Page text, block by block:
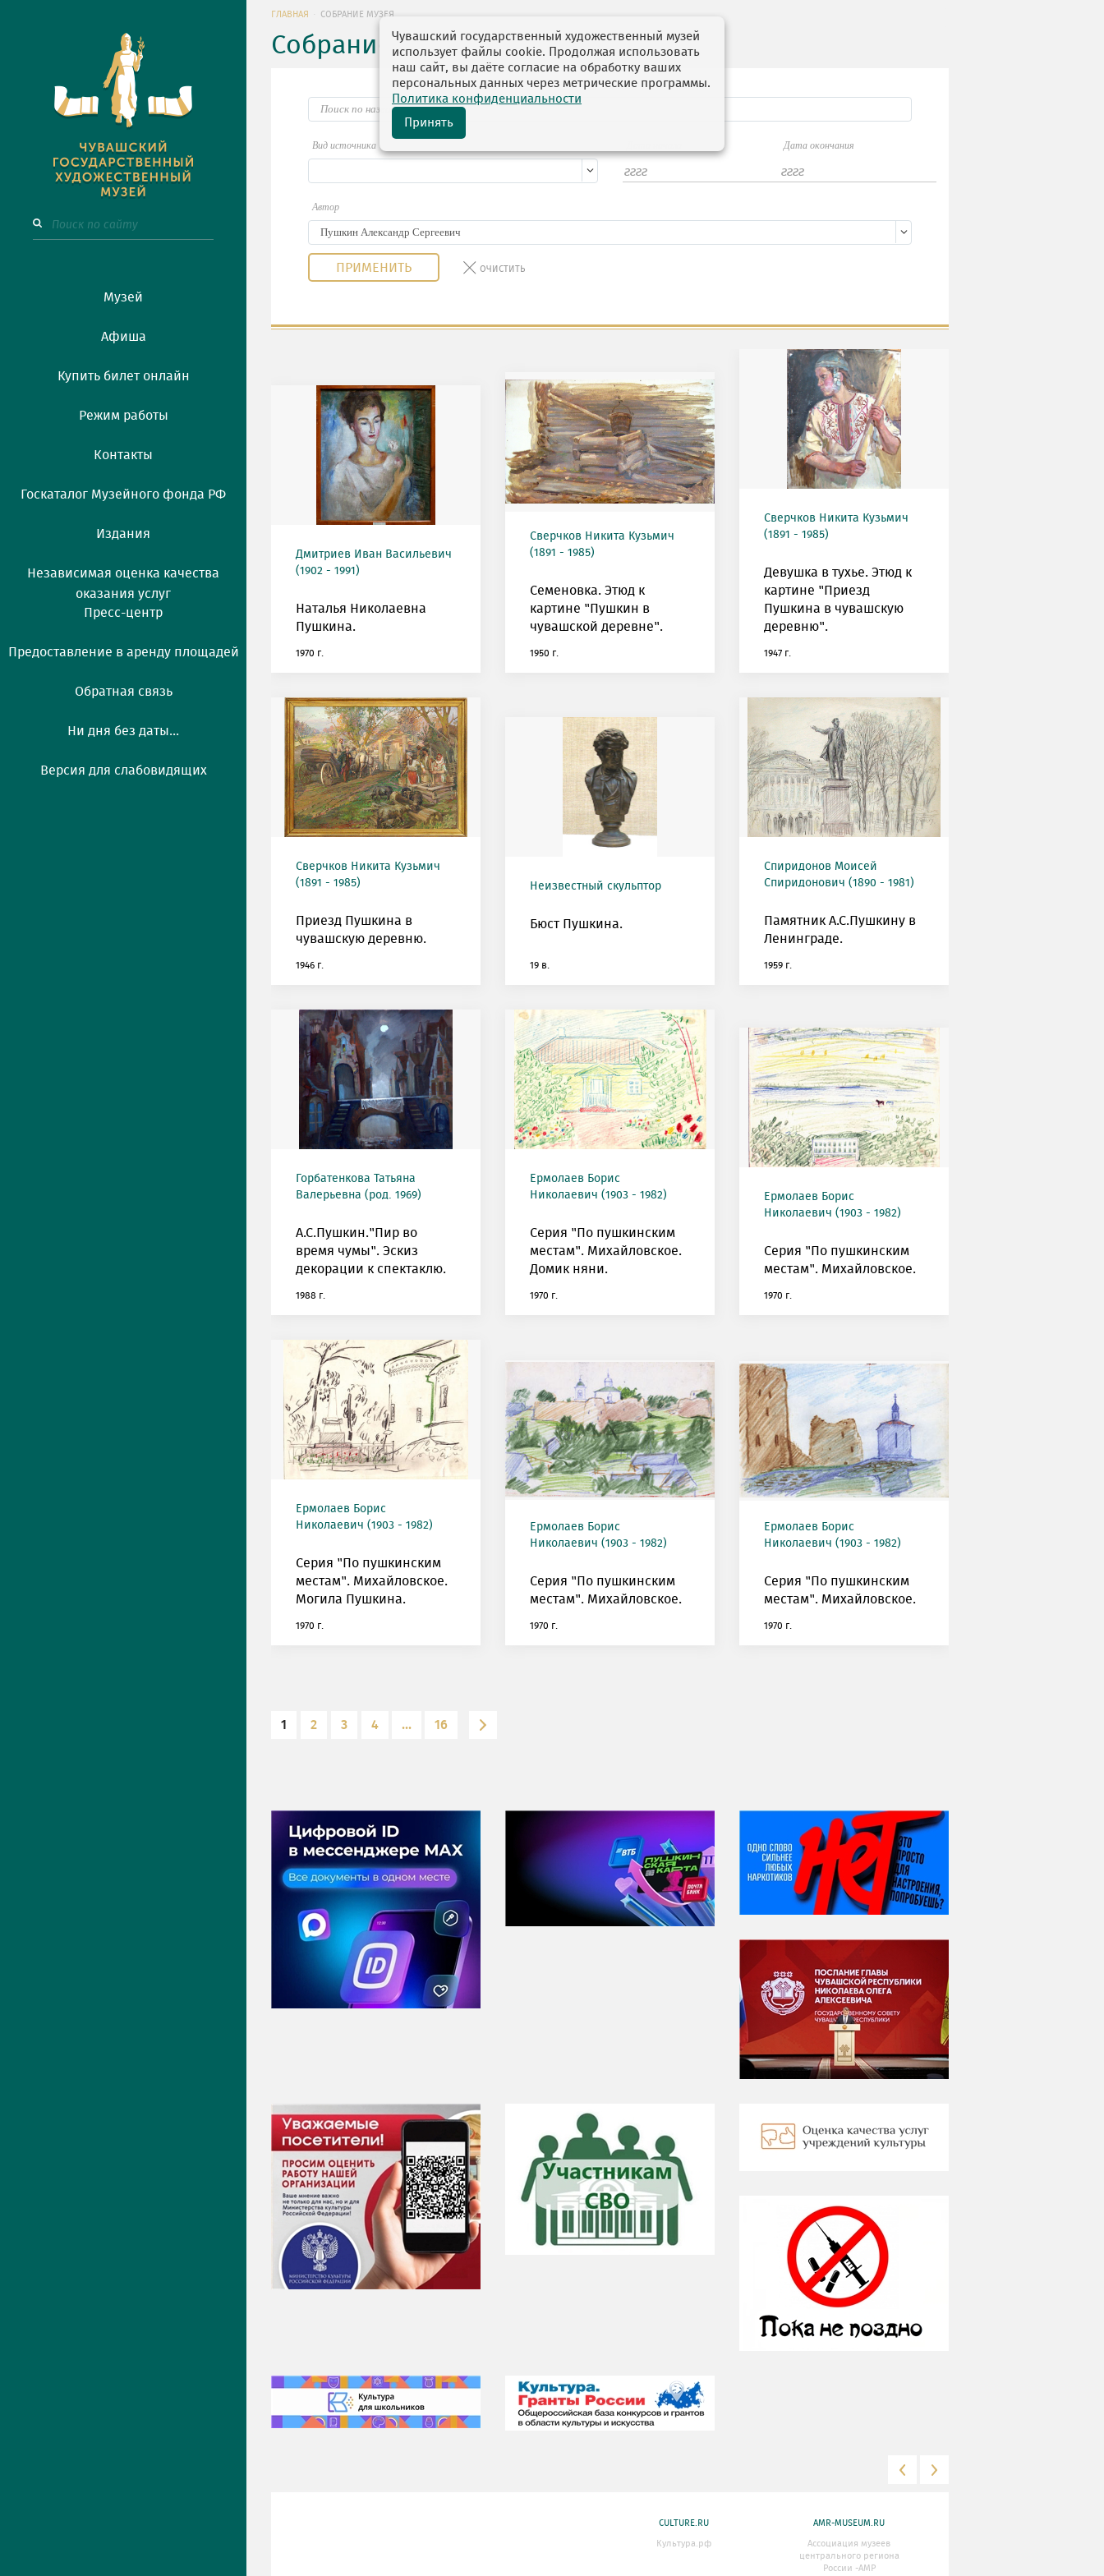
Музей
Афиша
Купить билет онлайн
Режим работы
Контакты
Госкаталог Музейного фонда РФ
Издания
Независимая оценка качества
оказания услуг
Пресс-центр
Предоставление в аренду площадей
Обратная связь
Ни дня без даты...
Версия для слабовидящих
ГЛАВНАЯ СОБРАНИЕ МУЗЕЯ
Собрание музея
Вид источника Дата окончания
Автор
Дмитриев Иван Васильевич
(1902 - 1991)
Наталья Николаевна
Пушкина.
1970 г.
Сверчков Никита Кузьмич
(1891 - 1985)
Семеновка. Этюд к
картине "Пушкин в
чувашской деревне".
1950 г.
Сверчков Никита Кузьмич
(1891 - 1985)
Девушка в тухье. Этюд к
картине "Приезд
Пушкина в чувашскую
деревню".
1947 г.
Сверчков Никита Кузьмич
(1891 - 1985)
Приезд Пушкина в
чувашскую деревню.
1946 г.
Неизвестный скульптор
Бюст Пушкина.
19 в.
Спиридонов Моисей
Спиридонович (1890 - 1981)
Памятник А.С.Пушкину в
Ленинграде.
1959 г.
Горбатенкова Татьяна
Валерьевна (род. 1969)
А.С.Пушкин."Пир во
время чумы". Эскиз
декорации к спектаклю.
1988 г.
Ермолаев Борис
Николаевич (1903 - 1982)
Серия "По пушкинским
местам". Михайловское.
Домик няни.
1970 г.
Ермолаев Борис
Николаевич (1903 - 1982)
Серия "По пушкинским
местам". Михайловское.
1970 г.
Ермолаев Борис
Николаевич (1903 - 1982)
Серия "По пушкинским
местам". Михайловское.
Могила Пушкина.
1970 г.
Ермолаев Борис
Николаевич (1903 - 1982)
Серия "По пушкинским
местам". Михайловское.
1970 г.
Ермолаев Борис
Николаевич (1903 - 1982)
Серия "По пушкинским
местам". Михайловское.
1970 г.
1 2 3 4 ... 16
НИ ДНЯ БЕЗ ДАТЫ...
07 августа
Я встретил вас – и
всё былое...
CULTURE.RU
Культура.рф
AMR-MUSEUM.RU
Ассоциация музеев
центрального региона
России -АМР
Чувашский государственный художественный музей
использует файлы cookie. Продолжая использовать
наш сайт, вы даёте согласие на обработку ваших
персональных данных через метрические программы.
Политика конфиденциальности
Принять